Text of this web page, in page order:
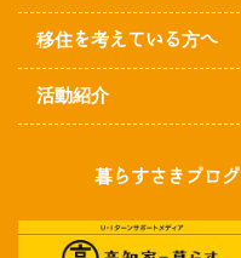
移住を考えている方へ
活動紹介
暮らすさきブログ